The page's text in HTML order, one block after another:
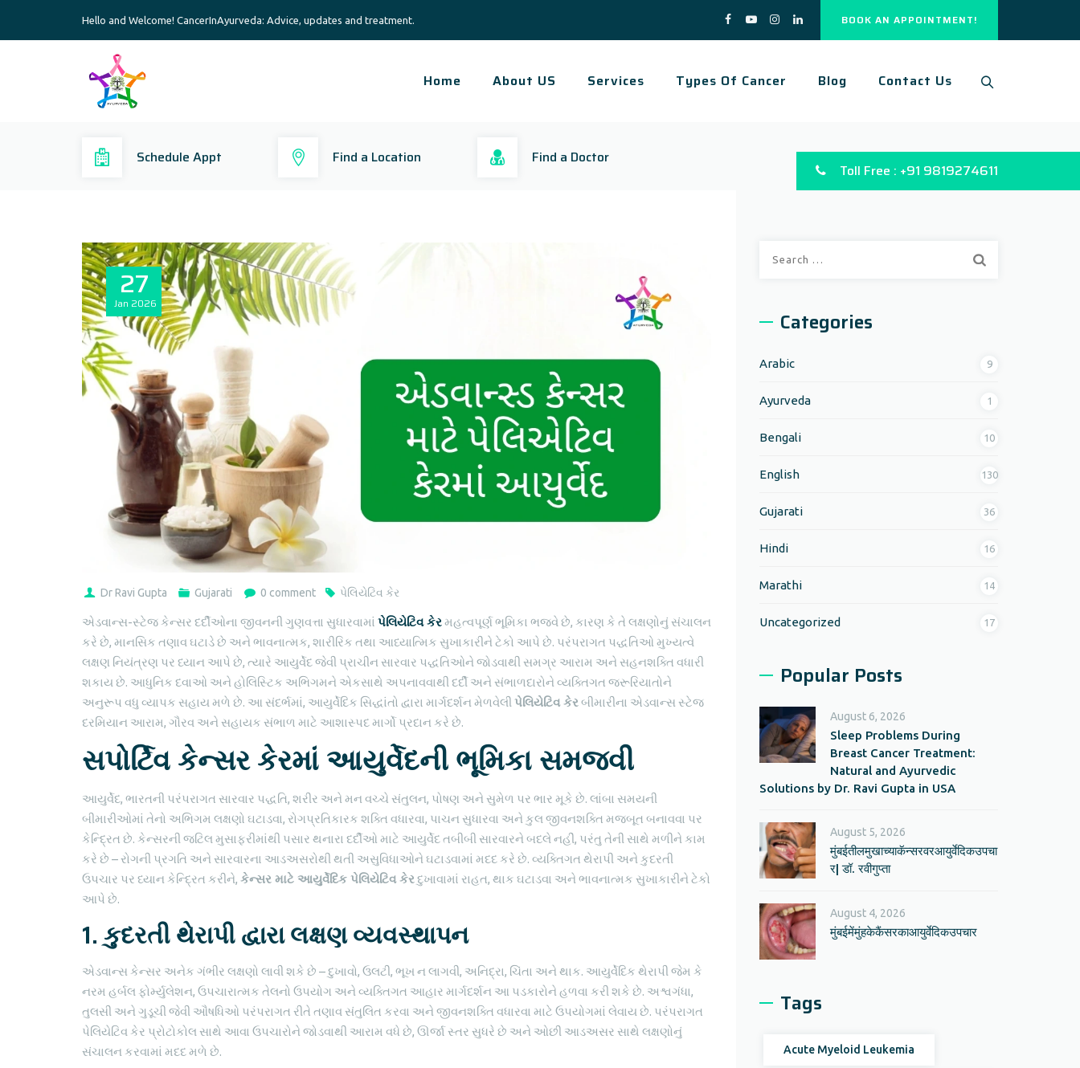
Hello and Welcome! CancerInAyurveda: Advice, updates and treatment. BOOK AN APPOINTMENT!
Home About US Services Types Of Cancer Blog Contact Us
Schedule Appt Find a Location Find a Doctor
Toll Free : +91 9819274611
27
Jan 2026
Dr Ravi Gupta Gujarati 0 comment પેલિયેટિવ કેર
એડવાન્સ-સ્ટેજ કેન્સર દર્દીઓના જીવનની ગુણવત્તા સુધારવામાં પેલિયેટિવ કેરમહત્વપૂર્ણ ભૂમિકા ભજવે છે, કારણ કે તે લક્ષણોનું સંચાલન
કરે છે, માનસિક તણાવ ઘટાડે છે અને ભાવનાત્મક, શારીરિક તથા આધ્યાત્મિક સુખાકારીને ટેકો આપે છે. પરંપરાગત પદ્ધતિઓ મુખ્યત્વે
લક્ષણ નિયંત્રણ પર ધ્યાન આપે છે, ત્યારે આયુર્વેદ જેવી પ્રાચીન સારવાર પદ્ધતિઓને જોડવાથી સમગ્ર આરામ અને સહનશક્તિ વધારી
શકાય છે. આધુનિક દવાઓ અને હોલિસ્ટિક અભિગમને એકસાથે અપનાવવાથી દર્દી અને સંભાળદારોને વ્યક્તિગત જરૂરિયાતોને
અનુરૂપ વધુ વ્યાપક સહાય મળે છે. આ સંદર્ભમાં, આયુર્વેદિક સિદ્ધાંતો દ્વારા માર્ગદર્શન મેળવેલી પેલિયેટિવ કેરબીમારીના એડવાન્સ સ્ટેજ
દરમિયાન આરામ, ગૌરવ અને સહાયક સંભાળ માટે આશાસ્પદ માર્ગો પ્રદાન કરે છે.
સપોર્ટિવ કેન્સર કેરમાં આયુર્વેદની ભૂમિકા સમજવી
આયુર્વેદ, ભારતની પરંપરાગત સારવાર પદ્ધતિ, શરીર અને મન વચ્ચે સંતુલન, પોષણ અને સુમેળ પર ભાર મૂકે છે. લાંબા સમયની
બીમારીઓમાં તેનો અભિગમ લક્ષણો ઘટાડવા, રોગપ્રતિકારક શક્તિ વધારવા, પાચન સુધારવા અને કુલ જીવનશક્તિ મજબૂત બનાવવા પર
કેન્દ્રિત છે. કેન્સરની જટિલ મુસાફરીમાંથી પસાર થનારા દર્દીઓ માટે આયુર્વેદ તબીબી સારવારને બદલે નહીં, પરંતુ તેની સાથે મળીને કામ
કરે છે – રોગની પ્રગતિ અને સારવારના આડઅસરોથી થતી અસુવિધાઓને ઘટાડવામાં મદદ કરે છે. વ્યક્તિગત થેરાપી અને કુદરતી
ઉપચાર પર ધ્યાન કેન્દ્રિત કરીને, કેન્સર માટે આયુર્વેદિક પેલિયેટિવ કેરદુખાવામાં રાહત, થાક ઘટાડવા અને ભાવનાત્મક સુખાકારીને ટેકો
આપે છે.
1. કુદરતી થેરાપી દ્વારા લક્ષણ વ્યવસ્થાપન
એડવાન્સ કેન્સર અનેક ગંભીર લક્ષણો લાવી શકે છે – દુખાવો, ઉલટી, ભૂખ ન લાગવી, અનિદ્રા, ચિંતા અને થાક. આયુર્વેદિક થેરાપી જેમ કે
નરમ હર્બલ ફોર્મ્યુલેશન, ઉપચારાત્મક તેલનો ઉપયોગ અને વ્યક્તિગત આહાર માર્ગદર્શન આ પડકારોને હળવા કરી શકે છે. અશ્વગંધા,
તુલસી અને ગુડૂચી જેવી ઔષધિઓ પરંપરાગત રીતે તણાવ સંતુલિત કરવા અને જીવનશક્તિ વધારવા માટે ઉપયોગમાં લેવાય છે. પરંપરાગત
પેલિયેટિવ કેર પ્રોટોકોલ સાથે આવા ઉપચારોને જોડવાથી આરામ વધે છે, ઊર્જા સ્તર સુધરે છે અને ઓછી આડઅસર સાથે લક્ષણોનું
સંચાલન કરવામાં મદદ મળે છે.
Categories
Arabic 9
Ayurveda 1
Bengali 10
English 130
Gujarati 36
Hindi 16
Marathi 14
Uncategorized 17
Popular Posts
August 6, 2026
Sleep Problems During
Breast Cancer Treatment:
Natural and Ayurvedic
Solutions by Dr. Ravi Gupta in USA
August 5, 2026
मुंबईतीलमुखाच्याकॅन्सरवरआयुर्वेदिकउपचा
र| डॉ. रवीगुप्ता
August 4, 2026
मुंबईमेंमुंहकेकैंसरकाआयुर्वेदिकउपचार
Tags
Acute Myeloid Leukemia